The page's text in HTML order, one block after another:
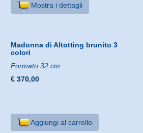
Mostra i dettagli
Madonna di Altotting brunito 3
colori
Formato 32 cm
€ 370,00
Aggiungi al carrello